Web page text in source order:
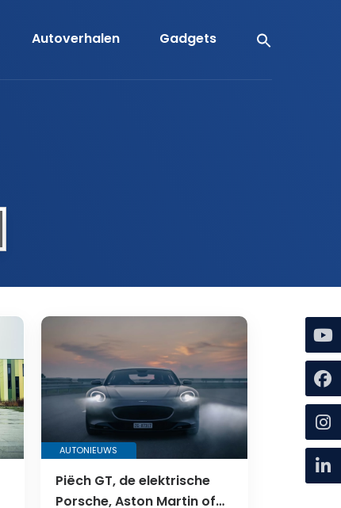
Autoverhalen Gadgets
AUTONIEUWS
Piëch GT, de elektrische
Porsche, Aston Martin of